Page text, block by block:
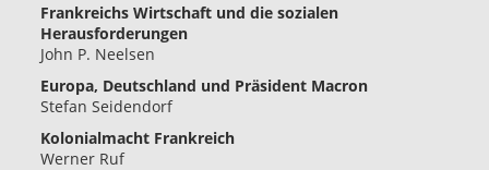
Frankreichs Wirtschaft und die sozialen
Herausforderungen
John P. Neelsen
Europa, Deutschland und Präsident Macron
Stefan Seidendorf
Kolonialmacht Frankreich
Werner Ruf